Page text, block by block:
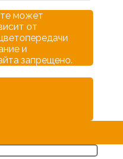
может
от
и
запрещено.